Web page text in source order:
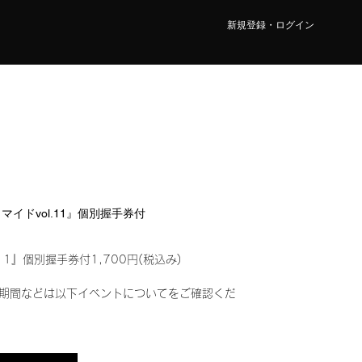
新規登録・ログイン
イドvol.11』個別握手券付
』個別握手券付1,700円(税込み)
間などは以下イベントについてをご確認くだ